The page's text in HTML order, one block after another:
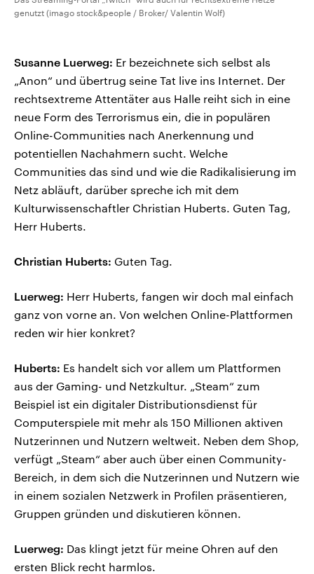
genutzt (imago stock&people / Broker/ Valentin Wolf)
Susanne Luerweg: Er bezeichnete sich selbst als
„Anon“ und übertrug seine Tat live ins Internet. Der
rechtsextreme Attentäter aus Halle reiht sich in eine
neue Form des Terrorismus ein, die in populären
Online-Communities nach Anerkennung und
potentiellen Nachahmern sucht. Welche
Communities das sind und wie die Radikalisierung im
Netz abläuft, darüber spreche ich mit dem
Kulturwissenschaftler Christian Huberts. Guten Tag,
Herr Huberts.
Christian Huberts: Guten Tag.
Luerweg: Herr Huberts, fangen wir doch mal einfach
ganz von vorne an. Von welchen Online-Plattformen
reden wir hier konkret?
Huberts: Es handelt sich vor allem um Plattformen
aus der Gaming- und Netzkultur. „Steam“ zum
Beispiel ist ein digitaler Distributionsdienst für
Computerspiele mit mehr als 150 Millionen aktiven
Nutzerinnen und Nutzern weltweit. Neben dem Shop,
verfügt „Steam“ aber auch über einen Community-
Bereich, in dem sich die Nutzerinnen und Nutzern wie
in einem sozialen Netzwerk in Profilen präsentieren,
Gruppen gründen und diskutieren können.
Luerweg: Das klingt jetzt für meine Ohren auf den
ersten Blick recht harmlos.